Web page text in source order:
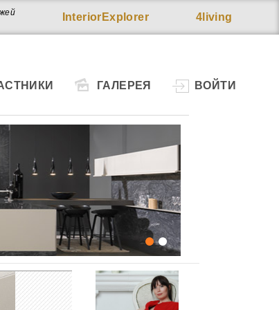
4living
InteriorExplorer
ГАЛЕРЕЯ ВОЙТИ